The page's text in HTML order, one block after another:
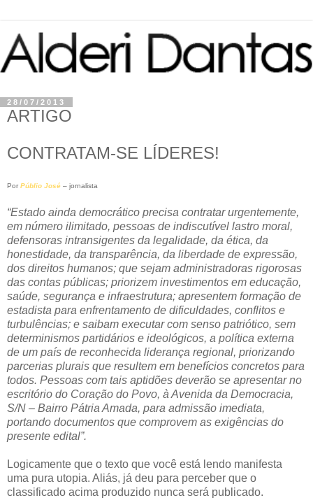
28/07/2013
ARTIGO
CONTRATAM-SE LÍDERES!
Por Públio José – jornalista
“Estado ainda democrático precisa contratar urgentemente,
em número ilimitado, pessoas de indiscutível lastro moral,
defensoras intransigentes da legalidade, da ética, da
honestidade, da transparência, da liberdade de expressão,
dos direitos humanos; que sejam administradoras rigorosas
das contas públicas; priorizem investimentos em educação,
saúde, segurança e infraestrutura; apresentem formação de
estadista para enfrentamento de dificuldades, conflitos e
turbulências; e saibam executar com senso patriótico, sem
determinismos partidários e ideológicos, a política externa
de um país de reconhecida liderança regional, priorizando
parcerias plurais que resultem em benefícios concretos para
todos. Pessoas com tais aptidões deverão se apresentar no
escritório do Coração do Povo, à Avenida da Democracia,
S/N – Bairro Pátria Amada, para admissão imediata,
portando documentos que comprovem as exigências do
presente edital”.
Logicamente que o texto que você está lendo manifesta
uma pura utopia. Aliás, já deu para perceber que o
classificado acima produzido nunca será publicado.